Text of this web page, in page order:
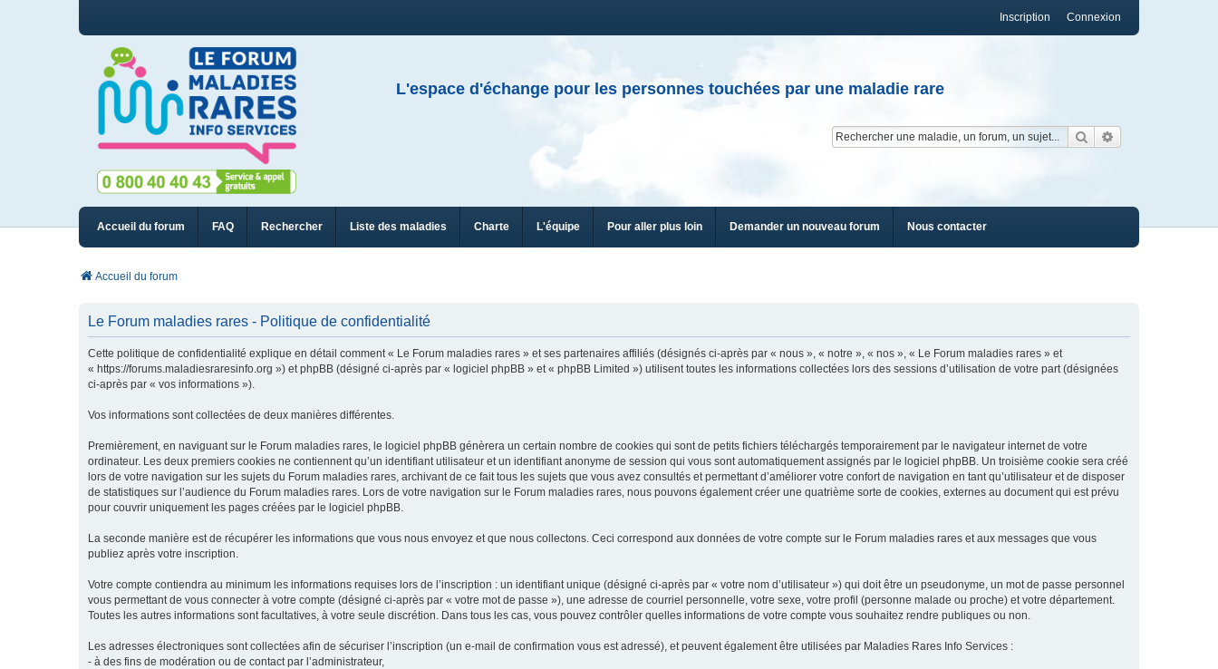
Connexion
Inscription
L'espace d'échange pour les personnes touchées par une maladie rare
Rechercher
Accueil du forum FAQ Rechercher Liste des maladies Charte L'équipe Pour aller plus loin Demander un nouveau forum Nous contacter
Accueil du forum
Le Forum maladies rares - Politique de confidentialité
Cette politique de confidentialité explique en détail comment « Le Forum maladies rares » et ses partenaires affiliés (désignés ci-après par « nous », « notre », « nos », « Le Forum maladies rares » et
« https://forums.maladiesraresinfo.org ») et phpBB (désigné ci-après par « logiciel phpBB » et « phpBB Limited ») utilisent toutes les informations collectées lors des sessions d’utilisation de votre part (désignées
ci-après par « vos informations »).
Vos informations sont collectées de deux manières différentes.
Premièrement, en naviguant sur le Forum maladies rares, le logiciel phpBB génèrera un certain nombre de cookies qui sont de petits fichiers téléchargés temporairement par le navigateur internet de votre
ordinateur. Les deux premiers cookies ne contiennent qu’un identifiant utilisateur et un identifiant anonyme de session qui vous sont automatiquement assignés par le logiciel phpBB. Un troisième cookie sera créé
lors de votre navigation sur les sujets du Forum maladies rares, archivant de ce fait tous les sujets que vous avez consultés et permettant d’améliorer votre confort de navigation en tant qu’utilisateur et de disposer
de statistiques sur l’audience du Forum maladies rares. Lors de votre navigation sur le Forum maladies rares, nous pouvons également créer une quatrième sorte de cookies, externes au document qui est prévu
pour couvrir uniquement les pages créées par le logiciel phpBB.
La seconde manière est de récupérer les informations que vous nous envoyez et que nous collectons. Ceci correspond aux données de votre compte sur le Forum maladies rares et aux messages que vous
publiez après votre inscription.
Votre compte contiendra au minimum les informations requises lors de l’inscription : un identifiant unique (désigné ci-après par « votre nom d’utilisateur ») qui doit être un pseudonyme, un mot de passe personnel
vous permettant de vous connecter à votre compte (désigné ci-après par « votre mot de passe »), une adresse de courriel personnelle, votre sexe, votre profil (personne malade ou proche) et votre département.
Toutes les autres informations sont facultatives, à votre seule discrétion. Dans tous les cas, vous pouvez contrôler quelles informations de votre compte vous souhaitez rendre publiques ou non.
Les adresses électroniques sont collectées afin de sécuriser l’inscription (un e-mail de confirmation vous est adressé), et peuvent également être utilisées par Maladies Rares Info Services :
- à des fins de modération ou de contact par l’administrateur,